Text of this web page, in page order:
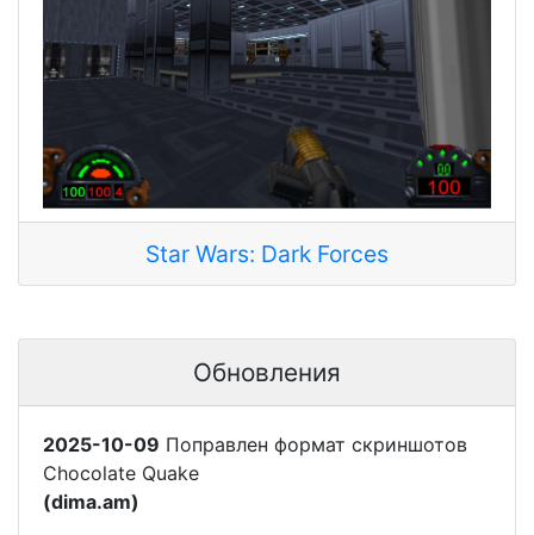
Star Wars: Dark Forces
Обновления
2025-10-09 Поправлен формат скриншотов
Chocolate Quake
(dima.am)